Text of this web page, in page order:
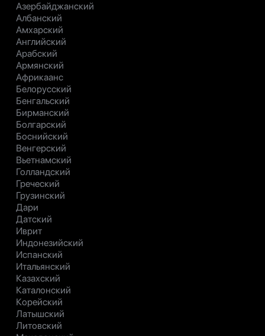
Азербайджанский
Албанский
Амхарский
Английский
Арабский
Армянский
Африкаанс
Белорусский
Бенгальский
Бирманский
Болгарский
Боснийский
Венгерский
Вьетнамский
Голландский
Греческий
Грузинский
Дари
Датский
Иврит
Индонезийский
Испанский
Итальянский
Казахский
Каталонский
Корейский
Латышский
Литовский